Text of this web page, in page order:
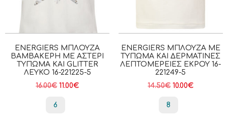
ENERGIERS ΜΠΛΟΎΖΑ
ΒΑΜΒΑΚΕΡΉ ΜΕ ΑΣΤΈΡΙ
ΤΎΠΩΜΑ ΚΑΙ GLITTER
ΛΕΥΚΟ 16-221225-5
16.00€ 11.00€
6
ENERGIERS ΜΠΛΟΎΖΑ ΜΕ
ΤΎΠΩΜΑ ΚΑΙ ΔΕΡΜΆΤΙΝΕΣ
ΛΕΠΤΟΜΈΡΕΙΕΣ ΕΚΡΟΥ 16-
221249-5
14.50€ 10.00€
8